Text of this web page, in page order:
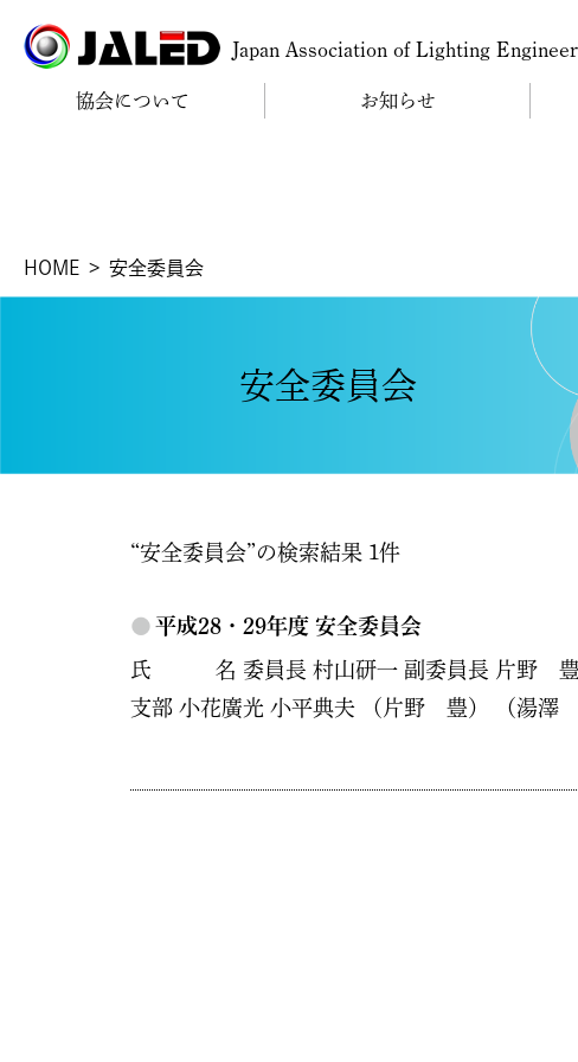
Japan Association of Lighting
協会について お知らせ
HOME 安全委員会
安全委員会
“安全委員会”の検索結果 1件
● 平成28・29年度 安全委員会
氏 名 委員長 村山研一 副委員長 片野 豊
支部 小花廣光 小平典夫 （片野 豊） （湯澤